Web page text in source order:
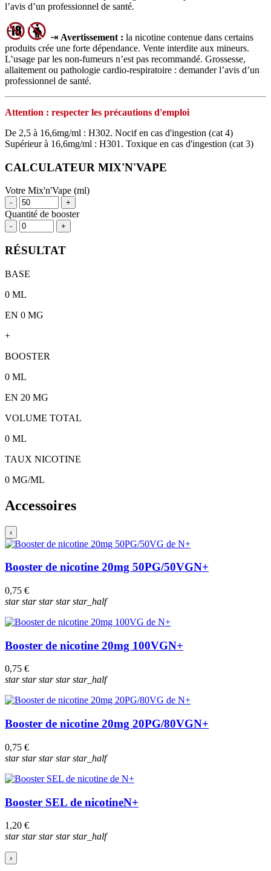
l’avis d’un professionnel de santé.
⇥ Avertissement : la nicotine contenue dans certains
produits crée une forte dépendance. Vente interdite aux mineurs.
L’usage par les non‑fumeurs n’est pas recommandé. Grossesse,
allaitement ou pathologie cardio‑respiratoire : demander l’avis d’un
professionnel de santé.
Attention : respecter les précautions d'emploi
De 2,5 à 16,6mg/ml : H302. Nocif en cas d'ingestion (cat 4)
Supérieur à 16,6mg/ml : H301. Toxique en cas d'ingestion (cat 3)
CALCULATEUR MIX'N'VAPE
Votre Mix'n'Vape (ml)
- +
Quantité de booster
- +
RÉSULTAT
BASE
0 ML
EN 0 MG
+
BOOSTER
0 ML
EN 20 MG
VOLUME TOTAL
0 ML
TAUX NICOTINE
0 MG/ML
Accessoires
‹
Booster de nicotine 20mg 50PG/50VGN+
0,75 €
starstarstarstarstar_half
Booster de nicotine 20mg 100VGN+
0,75 €
starstarstarstarstar_half
Booster de nicotine 20mg 20PG/80VGN+
0,75 €
starstarstarstarstar_half
Booster SEL de nicotineN+
1,20 €
starstarstarstarstar_half
›